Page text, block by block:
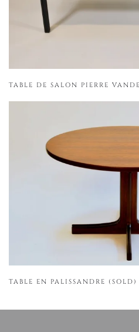
TABLE DE SALON PIERRE
TABLE EN PALISSANDRE (SOLD)